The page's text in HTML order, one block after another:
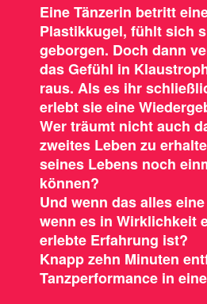
Eine Tänzerin betritt
Plastikkugel, fühlt sich
geborgen. Doch dann
das Gefühl in
raus. Als es ihr
erlebt sie eine
Wer träumt nicht auch
zweites Leben zu
seines Lebens noch
können?
Und wenn das alles
wenn es in Wirklichkeit
erlebte Erfahrung ist?
Knapp zehn Minuten
Tanzperformance in